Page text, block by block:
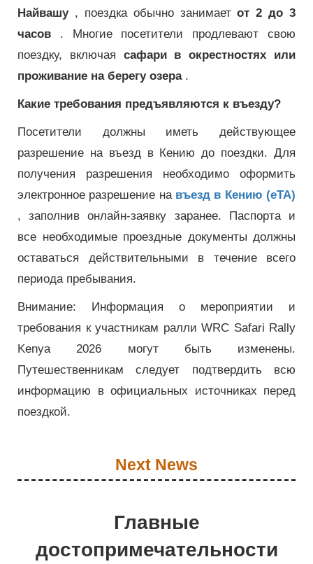
Найвашу, поездка обычно занимаетот 2 до 3
часов . Многие посетители продлевают свою
поездку, включая сафари в окрестностях или
проживание на берегу озера.
Какие требования предъявляются к въезду?
Посетители должны иметь действующее
разрешение на въезд в Кению до поездки. Для
получения разрешения необходимо оформить
электронное разрешение на въезд в Кению (eTA)
, заполнив онлайн-заявку заранее. Паспорта и
все необходимые проездные документы должны
оставаться действительными в течение всего
периода пребывания.
Внимание: Информация о мероприятии и
требования к участникам ралли WRC Safari Rally
Kenya 2026 могут быть изменены.
Путешественникам следует подтвердить всю
информацию в официальных источниках перед
поездкой.
Next News
Главные
достопримечательности